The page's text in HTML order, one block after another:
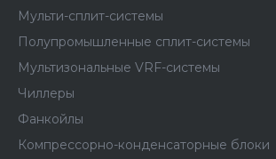
Мульти-сплит-системы
Полупромышленные сплит-системы
Мультизональные VRF-системы
Чиллеры
Фанкойлы
Компрессорно-конденсаторные блоки